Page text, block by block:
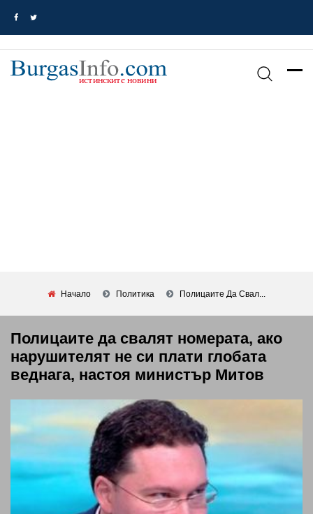
Начало Политика Полицаите Да Свал...
Полицаите да свалят номерата, ако
нарушителят не си плати глобата
веднага, настоя министър Митов